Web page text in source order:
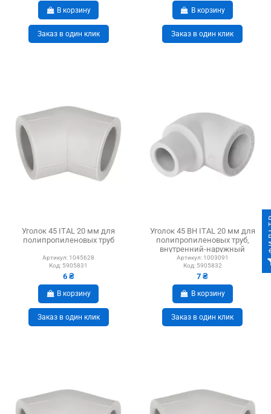
В корзину
Заказ в один клик
В корзину
Заказ в один клик
Уголок 45 ITAL 20 мм для
полипропиленовых труб
Артикул: 1045628
Код: 5905831
6 ₴
В корзину
Заказ в один клик
Уголок 45 ВН ITAL 20 мм для
полипропиленовых труб,
внутренний-наружный
Артикул: 1003091
Код: 5905832
7 ₴
В корзину
Заказ в один клик